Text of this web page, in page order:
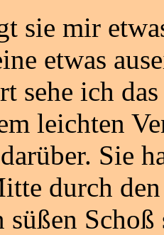
sie mir
etwas
sehe ich
leichten
Sie
durch